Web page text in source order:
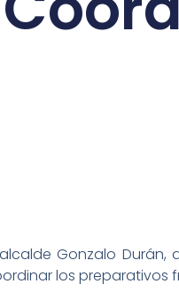
Gonzalo
los preparativos